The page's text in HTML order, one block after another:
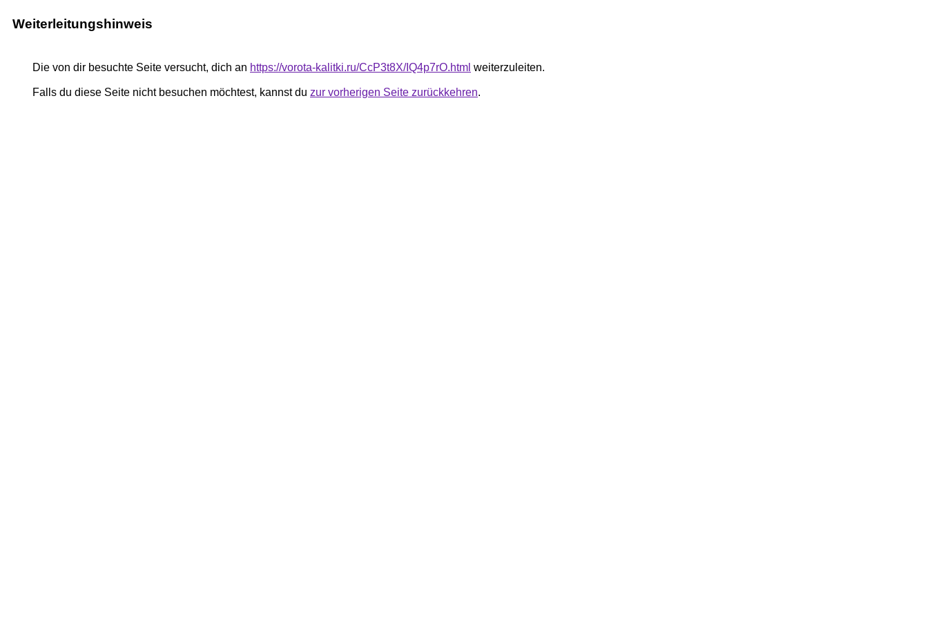
Weiterleitungshinweis
Die von dir besuchte Seite versucht, dich an https://vorota-kalitki.ru/CcP3t8X/IQ4p7rO.html weiterzuleiten.
Falls du diese Seite nicht besuchen möchtest, kannst du zur vorherigen Seite zurückkehren.